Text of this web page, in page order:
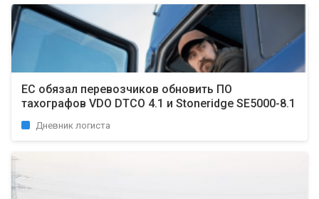
ЕС обязал перевозчиков обновить ПО
тахографов VDO DTCO 4.1 и Stoneridge SE5000-8.1
Дневник логиста